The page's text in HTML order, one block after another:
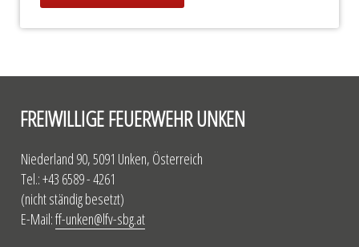
FREIWILLIGE FEUERWEHR UNKEN
Niederland 90, 5091 Unken, Österreich
Tel.: +43 6589 - 4261
(nicht ständig besetzt)
E-Mail:ff-unken@lfv-sbg.at